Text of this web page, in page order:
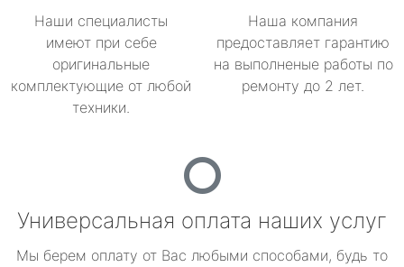
Наши специалисты
имеют при себе
оригинальные
комплектующие от любой
техники.
Наша компания
предоставляет гарантию
на выполненые работы по
ремонту до 2 лет.
Универсальная оплата наших услуг
Мы берем оплату от Вас любыми способами, будь то